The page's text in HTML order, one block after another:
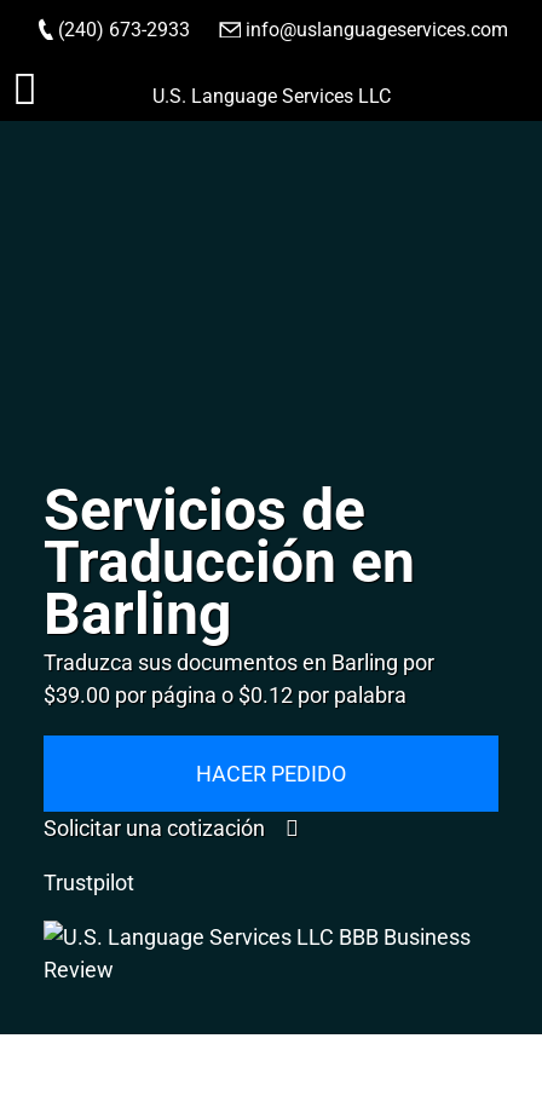
Saltar
(240) 673-2933 info@uslanguageservices.com
HACER PEDIDO
U.S. Language Services LLC
Servicios de
Traducción en
Barling
Traduzca sus documentos en Barling por
$39.00 por página o $0.12 por palabra
HACER PEDIDO
Solicitar una cotización
Trustpilot